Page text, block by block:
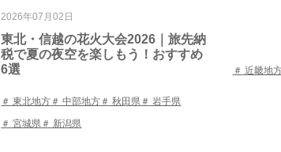
2026年07月02日
東北・信越の花火大会2026｜旅先納
税で夏の夜空を楽しもう！おすすめ
6選
東北地方 中部地方 秋田県
岩手県
宮城県
新潟県
近畿地